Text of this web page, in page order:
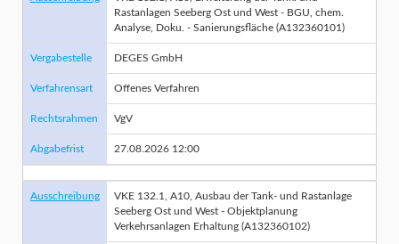
Rastanlagen Seeberg Ost und West - BGU, chem.
Analyse, Doku. - Sanierungsfläche (A132360101)
Vergabestelle DEGES GmbH
Verfahrensart Offenes Verfahren
Rechtsrahmen VgV
Abgabefrist 27.08.2026 12:00
Ausschreibung
VKE 132.1, A10, Ausbau der Tank- und Rastanlage
Seeberg Ost und West - Objektplanung
Verkehrsanlagen Erhaltung (A132360102)